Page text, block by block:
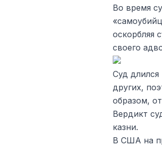
Во время
оскорбляя
своего
Суд
других,
образом,
Вердикт
казни.
В США на